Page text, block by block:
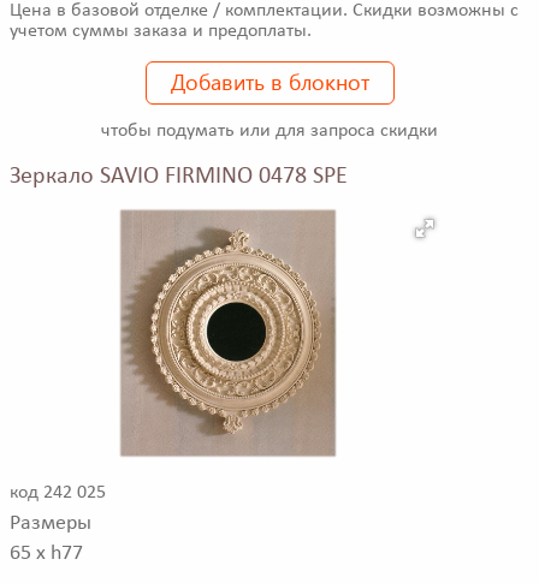
Цена в базовой отделке / комплектации. Скидки возможны с
учетом суммы заказа и предоплаты.
Добавить в блокнот
чтобы подумать или для запроса скидки
Зеркало SAVIO FIRMINO 0478 SPE
код 242 025
Размеры
65 x h77